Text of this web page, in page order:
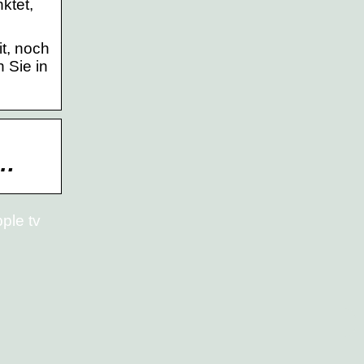
noch
Sie in
tv